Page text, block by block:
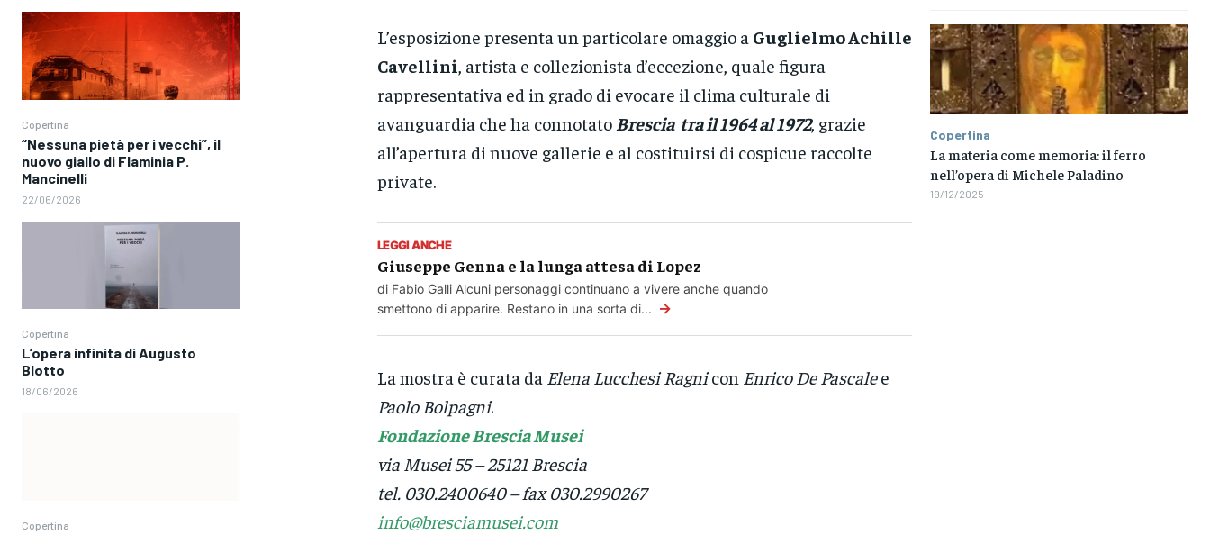
Copertina
“Nessuna pietà per i vecchi”, il
nuovo giallo di Flaminia P.
Mancinelli
22/06/2026
Copertina
L’opera infinita di Augusto
Blotto
18/06/2026
Copertina
L’esposizione presenta un particolare omaggio a Guglielmo Achille
Cavellini, artista e collezionista d’eccezione, quale figura
rappresentativa ed in grado di evocare il clima culturale di
avanguardia che ha connotato Brescia tra il 1964 al 1972, grazie
all’apertura di nuove gallerie e al costituirsi di cospicue raccolte
private.
LEGGI ANCHE
Giuseppe Genna e la lunga attesa di Lopez
di Fabio Galli Alcuni personaggi continuano a vivere anche quando
smettono di apparire. Restano in una sorta di... →
La mostra è curata da Elena Lucchesi Ragnicon Enrico De Pascalee
Paolo Bolpagni.
Fondazione Brescia Musei
via Musei 55 – 25121 Brescia
tel. 030.2400640 – fax 030.2990267
info@bresciamusei.com
Copertina
La materia come memoria: il ferro
nell’opera di Michele Paladino
19/12/2025